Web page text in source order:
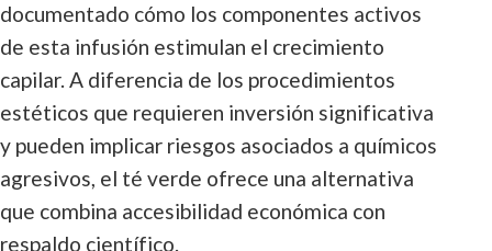
documentado cómo los componentes activos
de esta infusión estimulan el crecimiento
capilar. A diferencia de los procedimientos
estéticos que requieren inversión significativa
y pueden implicar riesgos asociados a químicos
agresivos, el té verde ofrece una alternativa
que combina accesibilidad económica con
respaldo científico.